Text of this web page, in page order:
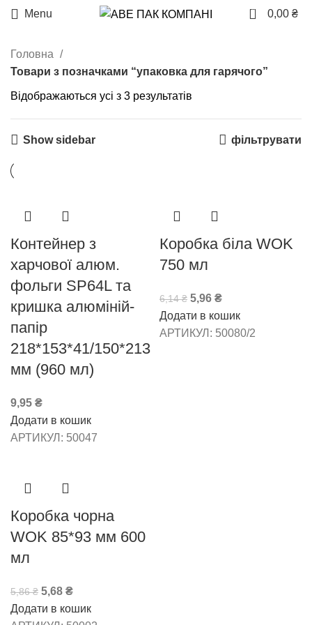
Menu 0 0,00 ₴
Головна
Товари з позначками “упаковка для гарячого”
Відображаються усі з 3 результатів
Show sidebar фільтрувати
Контейнер з
харчової алюм.
фольги SP64L та
кришка алюміній-
папір
218*153*41/150*213
мм (960 мл)
9,95 ₴
Додати в кошик
АРТИКУЛ: 50047
Коробка біла WOK
750 мл
6,14₴ 5,96 ₴
Додати в кошик
АРТИКУЛ: 50080/2
Коробка чорна
WOK 85*93 мм 600
мл
5,86₴ 5,68 ₴
Додати в кошик